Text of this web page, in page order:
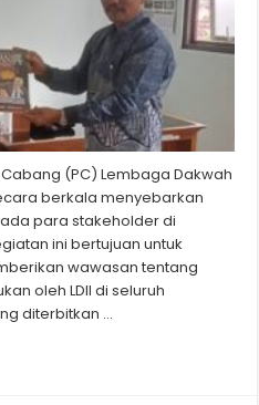
(PC) Lembaga Dakwah
berkala menyebarkan
para stakeholder di
ini bertujuan untuk
wawasan tentang
oleh LDII di seluruh
diterbitkan …